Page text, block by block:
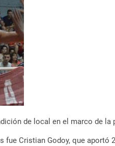
de local en el marco de
fue Cristian Godoy, que